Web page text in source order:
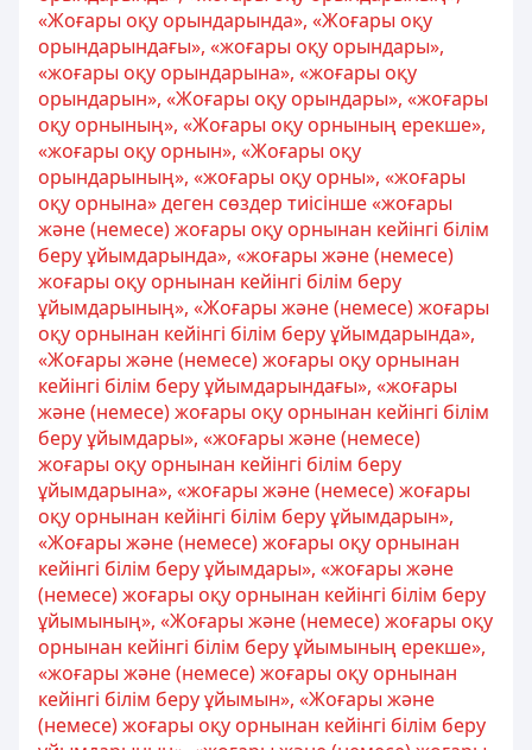
«Жоғары оқу орындарында», «Жоғары оқу
орындарындағы», «жоғары оқу орындары»,
«жоғары оқу орындарына», «жоғары оқу
орындарын», «Жоғары оқу орындары», «жоғары
оқу орнының», «Жоғары оқу орнының ерекше»,
«жоғары оқу орнын», «Жоғары оқу
орындарының», «жоғары оқу орны», «жоғары
оқу орнына» деген сөздер тиісінше «жоғары
және (немесе) жоғары оқу орнынан кейінгі білім
беру ұйымдарында», «жоғары және (немесе)
жоғары оқу орнынан кейінгі білім беру
ұйымдарының», «Жоғары және (немесе) жоғары
оқу орнынан кейінгі білім беру ұйымдарында»,
«Жоғары және (немесе) жоғары оқу орнынан
кейінгі білім беру ұйымдарындағы», «жоғары
және (немесе) жоғары оқу орнынан кейінгі білім
беру ұйымдары», «жоғары және (немесе)
жоғары оқу орнынан кейінгі білім беру
ұйымдарына», «жоғары және (немесе) жоғары
оқу орнынан кейінгі білім беру ұйымдарын»,
«Жоғары және (немесе) жоғары оқу орнынан
кейінгі білім беру ұйымдары», «жоғары және
(немесе) жоғары оқу орнынан кейінгі білім беру
ұйымының», «Жоғары және (немесе) жоғары оқу
орнынан кейінгі білім беру ұйымының ерекше»,
«жоғары және (немесе) жоғары оқу орнынан
кейінгі білім беру ұйымын», «Жоғары және
(немесе) жоғары оқу орнынан кейінгі білім беру